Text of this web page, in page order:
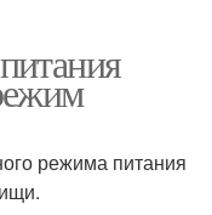
режима питания